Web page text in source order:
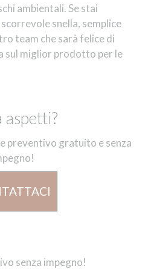
ambientali. Se stai
snella, semplice
team che sarà felice di
sul miglior prodotto per le
aspetti?
preventivo gratuito e senza
senza impegno!